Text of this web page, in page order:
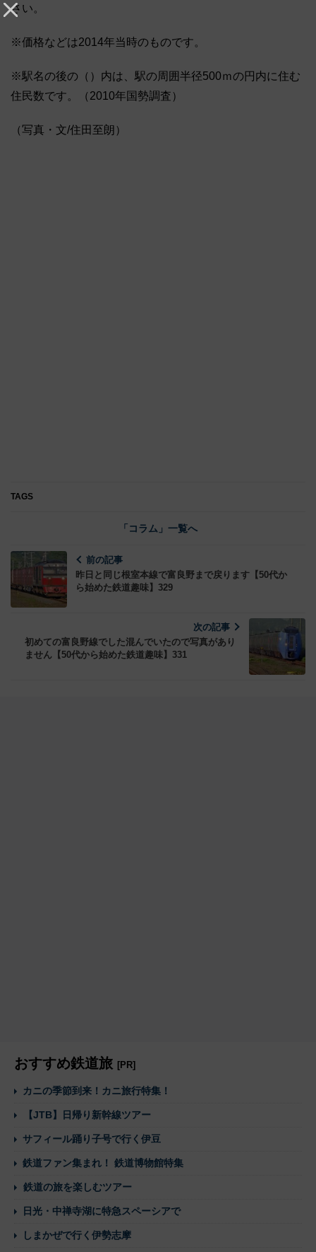
さい。
※価格などは2014年当時のものです。
※駅名の後の（）内は、駅の周囲半径500ｍの円内に住む
住民数です。（2010年国勢調査）
（写真・文/住田至朗）
TAGS
「コラム」一覧へ
前の記事
昨日と同じ根室本線で富良野まで戻ります【50代か
ら始めた鉄道趣味】329
次の記事
初めての富良野線でした混んでいたので写真があり
ません【50代から始めた鉄道趣味】331
おすすめ鉄道旅 [PR]
カニの季節到来！カニ旅行特集！
【JTB】日帰り新幹線ツアー
サフィール踊り子号で行く伊豆
鉄道ファン集まれ！ 鉄道博物館特集
鉄道の旅を楽しむツアー
日光・中禅寺湖に特急スペーシアで
しまかぜで行く伊勢志摩